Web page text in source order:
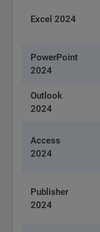
Excel 2024
PowerPoint
2024
Outlook
2024
Access
2024
Publisher
2024